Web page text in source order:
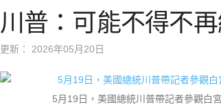
川普：可能不得不
更新： 2026年05月20日
5月19日，美國總統川普帶記者參觀白